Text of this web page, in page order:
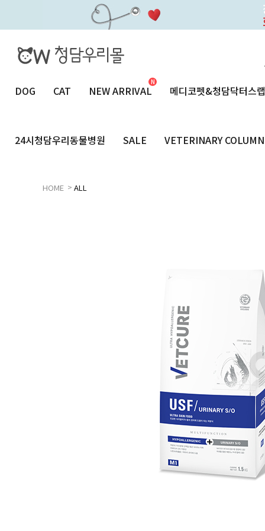
DOG CAT NEW ARRIVAL 메디코펫&청담닥터스랩
24시청담우리동물병원 SALE VETERINARY COLUMN
HOME > ALL